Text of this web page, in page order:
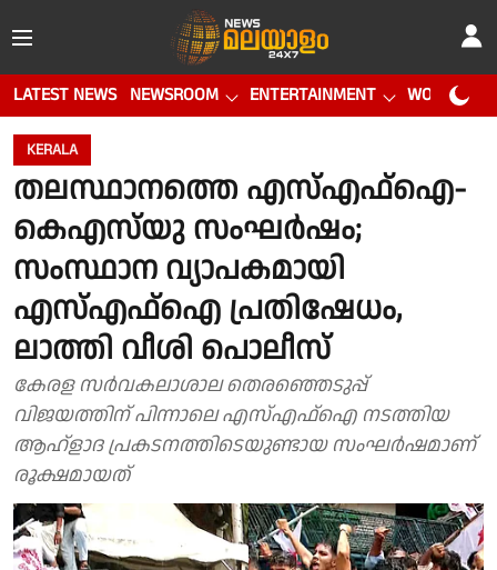
LATEST NEWS NEWSROOM ENTERTAINMENT WORLD CUP
KERALA
തലസ്ഥാനത്തെ എസ്എഫ്ഐ-
കെഎസ്‌യു സംഘർഷം;
സംസ്ഥാന വ്യാപകമായി
എസ്എഫ്ഐ പ്രതിഷേധം,
ലാത്തി വീശി പൊലീസ്
കേരള സർവകലാശാല തെരഞ്ഞെടുപ്പ്
വിജയത്തിന് പിന്നാലെ എസ്എഫ്ഐ നടത്തിയ
ആഹ്ളാദ പ്രകടനത്തിടെയുണ്ടായ സംഘർഷമാണ്
രൂക്ഷമായത്